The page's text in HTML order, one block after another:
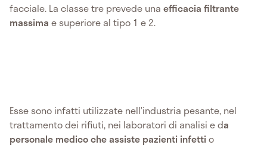
facciale. La classe tre prevede una efficacia filtrante
massima e superiore al tipo 1 e 2.
Esse sono infatti utilizzate nell’industria pesante, nel
trattamento dei rifiuti, nei laboratori di analisi e da
personale medico che assiste pazienti infettio